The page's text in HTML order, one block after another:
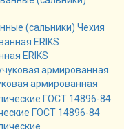
(сальники) Чехия
ERIKS
армированная
ГОСТ 14896-84